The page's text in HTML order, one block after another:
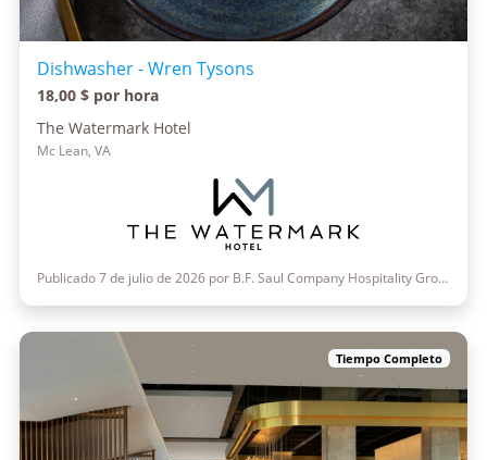
Dishwasher - Wren Tysons
18,00 $ por hora
The Watermark Hotel
Mc Lean, VA
Publicado 7 de julio de 2026 por B.F. Saul Company Hospitality Group
Tiempo Completo